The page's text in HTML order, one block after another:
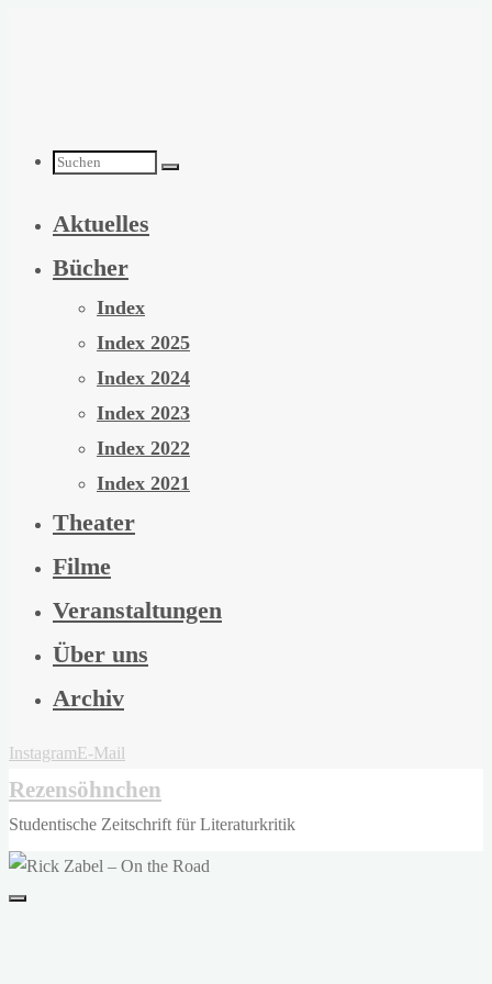
Suchen
nach:
Aktuelles
Bücher
Index
Index 2025
Index 2024
Index 2023
Index 2022
Index 2021
Theater
Filme
Veranstaltungen
Über uns
Archiv
InstagramE-Mail
Rezensöhnchen
Studentische Zeitschrift für Literaturkritik